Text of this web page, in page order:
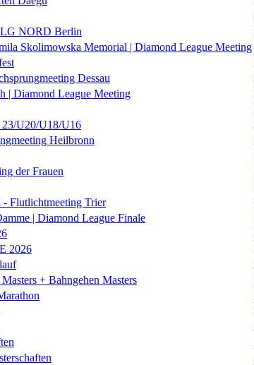
LG NORD Berlin
Skolimowska Memorial | Diamond League Meeting
Dessau
| Diamond League Meeting
U20/U18/U16
Heilbronn
der Frauen
Flutlichtmeeting Trier
| Diamond League Finale
2026
+ Bahngehen Masters